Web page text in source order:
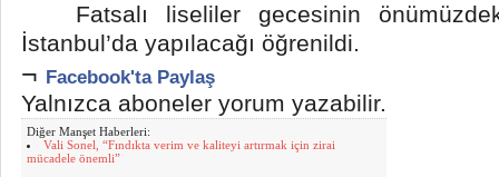
Fatsalı liseliler gecesinin
İstanbul’da yapılacağı öğrenildi.
¬ Facebook'ta Paylaş
Yalnızca aboneler yorum yazabilir.
Diğer Manşet Haberleri:
Vali Sonel, “Fındıkta verim ve kaliteyi artırmak için zirai
mücadele önemli”